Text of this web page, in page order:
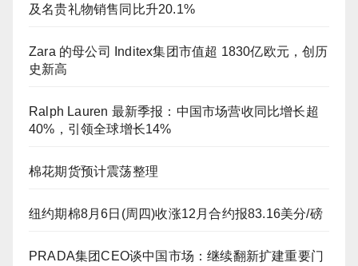
及名贵礼物销售同比升20.1%
Zara 的母公司 Inditex集团市值超 1830亿欧元，创历
史新高
Ralph Lauren 最新季报：中国市场营收同比增长超
40%，引领全球增长14%
棉花期货预计震荡整理
纽约期棉8月6日(周四)收涨12月合约报83.16美分/磅
PRADA集团CEO谈中国市场：继续翻新扩建重要门